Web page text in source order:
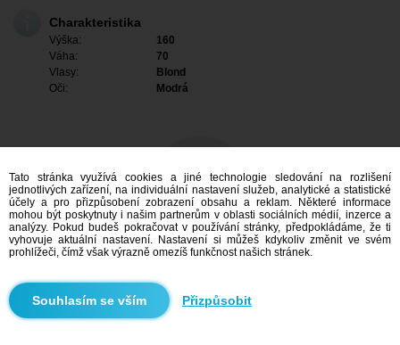
Charakteristika
Výška:
160
Váha:
70
Vlasy:
Blond
Oči:
Modrá
Mám zájem
Vyhledávání
Tato stránka využívá cookies a jiné technologie sledování na rozlišení
jednotlivých zařízení, na individuální nastavení služeb, analytické a statistické
účely a pro přizpůsobení zobrazení obsahu a reklam. Některé informace
mohou být poskytnuty i našim partnerům v oblasti sociálních médií, inzerce a
analýzy. Pokud budeš pokračovat v používání stránky, předpokládáme, že ti
vyhovuje aktuální nastavení. Nastavení si můžeš kdykoliv změnit ve svém
prohlížeči, čímž však výrazně omezíš funkčnost našich stránek.
Přizpůsobit